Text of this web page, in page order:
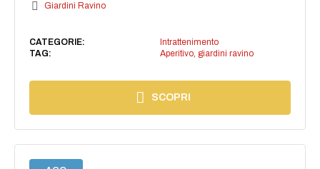
Giardini Ravino
CATEGORIE:
Intrattenimento
TAG:
Aperitivo, giardini ravino
SCOPRI